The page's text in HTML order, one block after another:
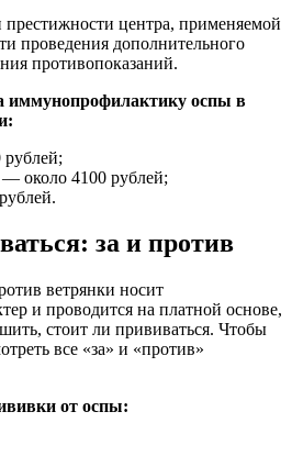
престижности центра, применяемой
проведения дополнительного
противопоказаний.
иммунопрофилактику оспы в
рублей;
около 4100 рублей;
за и против
ветрянки носит
и проводится на платной основе,
стоит ли прививаться. Чтобы
все «за» и «против»
от оспы: